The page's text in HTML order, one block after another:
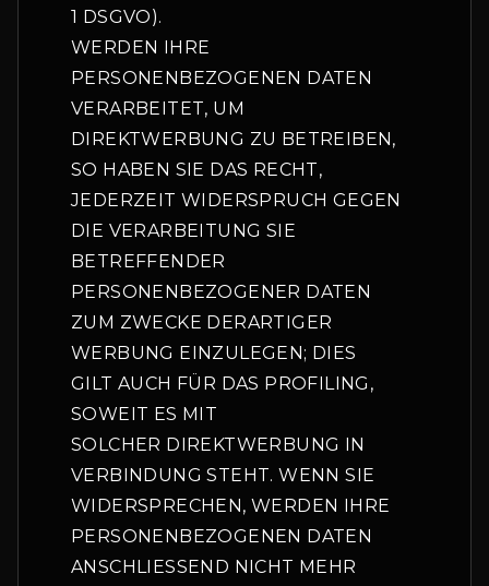
1 DSGVO).
WERDEN IHRE
PERSONENBEZOGENEN DATEN
VERARBEITET, UM
DIREKTWERBUNG ZU BETREIBEN,
SO HABEN SIE DAS RECHT,
JEDERZEIT WIDERSPRUCH GEGEN
DIE VERARBEITUNG SIE
BETREFFENDER
PERSONENBEZOGENER DATEN
ZUM ZWECKE DERARTIGER
WERBUNG EINZULEGEN; DIES
GILT AUCH FÜR DAS PROFILING,
SOWEIT ES MIT
SOLCHER DIREKTWERBUNG IN
VERBINDUNG STEHT. WENN SIE
WIDERSPRECHEN, WERDEN IHRE
PERSONENBEZOGENEN DATEN
ANSCHLIESSEND NICHT MEHR